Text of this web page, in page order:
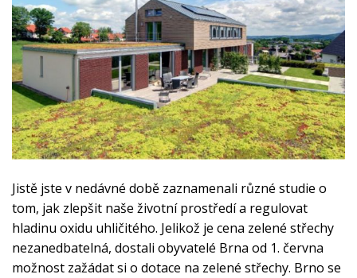
Jistě jste v nedávné době zaznamenali různé studie o
tom, jak zlepšit naše životní prostředí a regulovat
hladinu oxidu uhličitého. Jelikož je cena zelené střechy
nezanedbatelná, dostali obyvatelé Brna od 1. června
možnost zažádat si o dotace na zelené střechy. Brno se